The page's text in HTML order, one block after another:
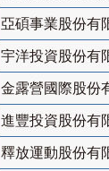
亞碩事業股份有
宇洋投資股份有
金露營國際股份
進豐投資股份有
釋放運動股份有